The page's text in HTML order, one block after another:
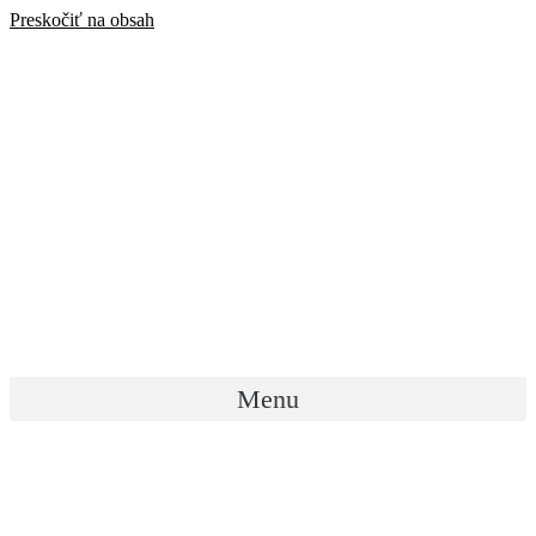
Preskočiť na obsah
Menu